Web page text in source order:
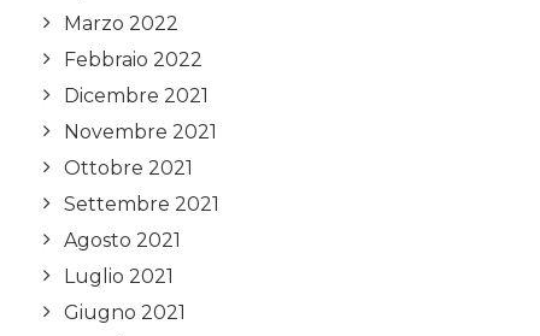
Marzo 2022
Febbraio 2022
Dicembre 2021
Novembre 2021
Ottobre 2021
Settembre 2021
Agosto 2021
Luglio 2021
Giugno 2021